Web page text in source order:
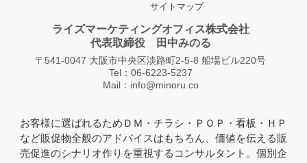
サイトマップ
ライズマーケティングオフィス株式会社
代表取締役 田中みのる
〒541-0047 大阪市中央区淡路町2-5-8 船場ビル220号
Tel：06-6223-5237
Mail：info@minoru.co
お客様に選ばれるためＤＭ・チラシ・ＰＯＰ・看板・ＨＰ
など販促物全般のアドバイスはもちろん、価値を伝える販
売促進のシナリオ作りを重視するコンサルタント。個別企